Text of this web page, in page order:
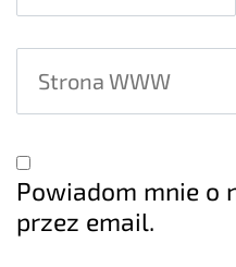
Powiadom mnie o
przez email.